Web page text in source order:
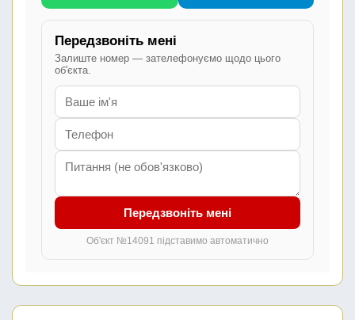
Передзвоніть мені
Залиште номер — зателефонуємо щодо цього
об'єкта.
Передзвоніть мені
Об'єкт №14091 підставимо автоматично